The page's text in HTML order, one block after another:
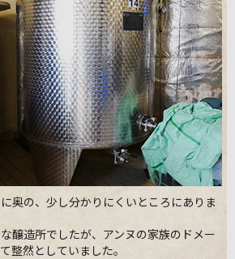
奥の、少し分かりにくいところにありま
醸造所でしたが、アンヌの家族のドメー
整然としていました。